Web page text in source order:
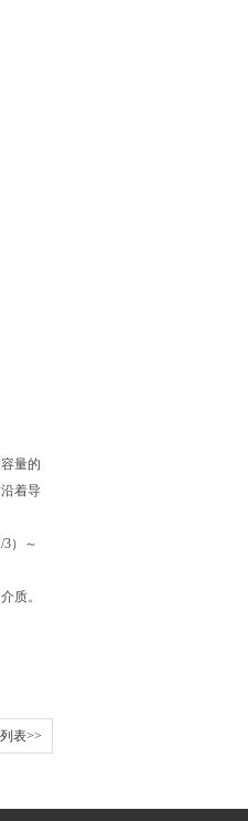
容量的
沿着导
3）～
。
表>>